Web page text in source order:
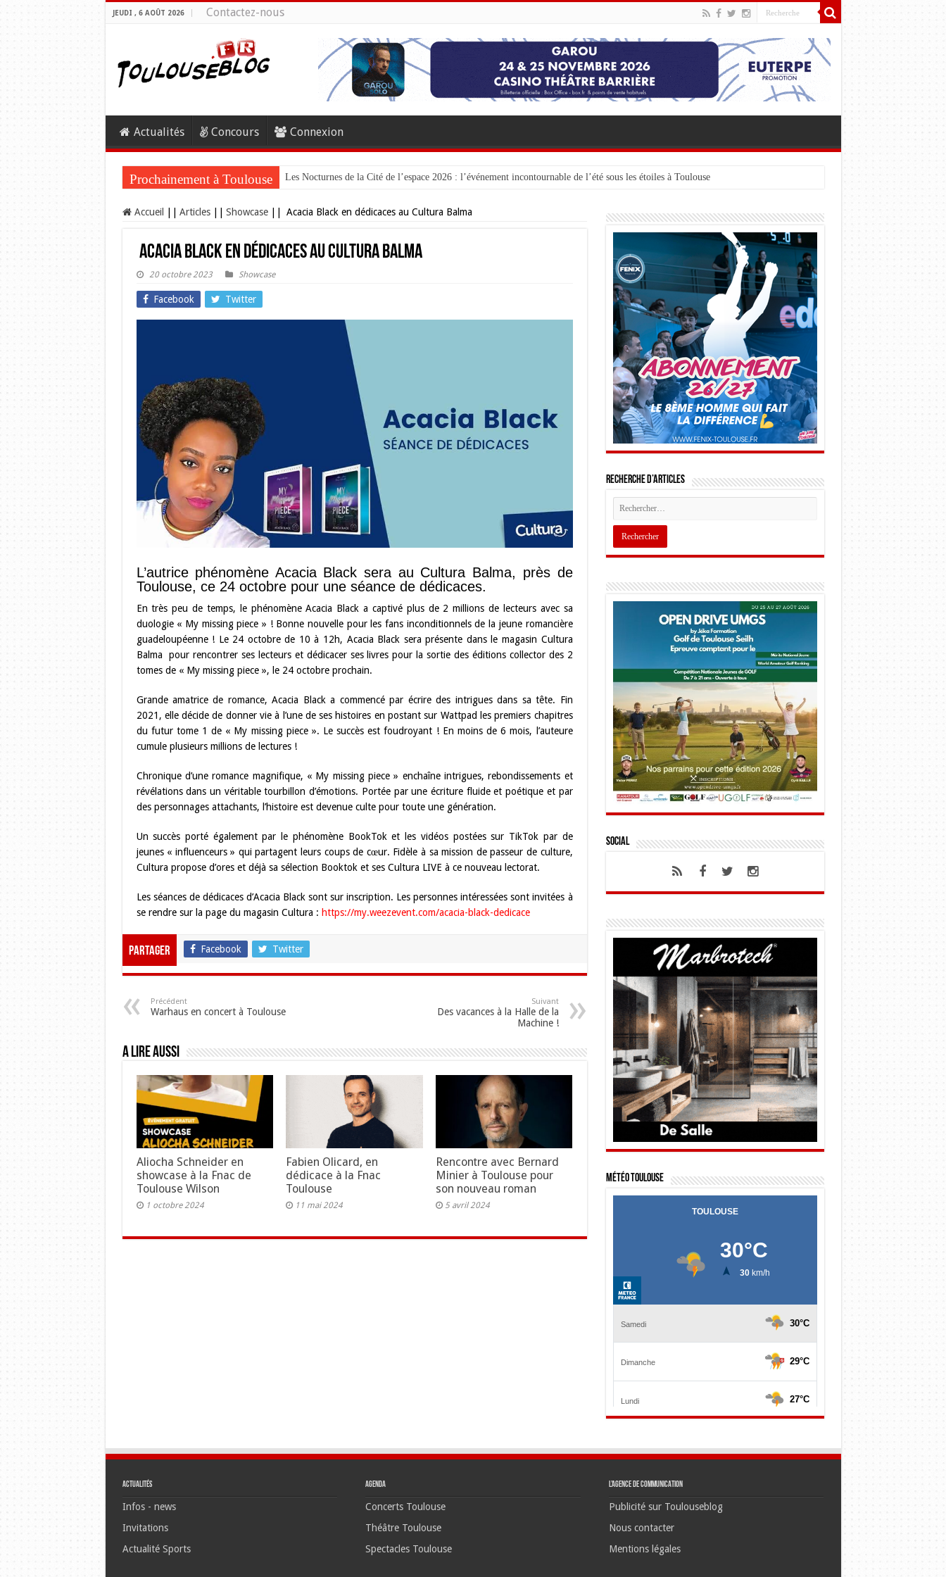
JEUDI , 6 AOÛT 2026 Contactez-nous
Actualités Concours Connexion
Prochainement à Toulouse Les Nocturnes de la Cité de l’espace 2026 : l’événement incontournable de l’été sous les étoiles à Toulouse
Accueil Articles Showcase Acacia Black en dédicaces au Cultura Balma
Acacia Black en dédicaces au Cultura Balma
20 octobre 2023 Showcase
Facebook Twitter
L’autrice phénomène Acacia Black sera au Cultura Balma, près de
Toulouse, ce 24 octobre pour une séance de dédicaces.
En très peu de temps, le phénomène Acacia Black a captivé plus de 2 millions de lecteurs avec sa
duologie « My missing piece » ! Bonne nouvelle pour les fans inconditionnels de la jeune romancière
guadeloupéenne ! Le 24 octobre de 10 à 12h, Acacia Black sera présente dans le magasin Cultura
Balma pour rencontrer ses lecteurs et dédicacer ses livres pour la sortie des éditions collector des 2
tomes de « My missing piece », le 24 octobre prochain.
Grande amatrice de romance, Acacia Black a commencé par écrire des intrigues dans sa tête. Fin
2021, elle décide de donner vie à l’une de ses histoires en postant sur Wattpad les premiers chapitres
du futur tome 1 de « My missing piece ». Le succès est foudroyant ! En moins de 6 mois, l’auteure
cumule plusieurs millions de lectures !
Chronique d’une romance magnifique, « My missing piece » enchaîne intrigues, rebondissements et
révélations dans un véritable tourbillon d’émotions. Portée par une écriture fluide et poétique et par
des personnages attachants, l’histoire est devenue culte pour toute une génération.
Un succès porté également par le phénomène BookTok et les vidéos postées sur TikTok par de
jeunes « influenceurs » qui partagent leurs coups de cœur. Fidèle à sa mission de passeur de culture,
Cultura propose d’ores et déjà sa sélection Booktok et ses Cultura LIVE à ce nouveau lectorat.
Les séances de dédicaces d’Acacia Black sont sur inscription. Les personnes intéressées sont invitées à
se rendre sur la page du magasin Cultura : https://my.weezevent.com/acacia-black-dedicace
Partager Facebook Twitter
Précédent
Warhaus en concert à Toulouse
Suivant
Des vacances à la Halle de la
Machine !
A lire aussi
Aliocha Schneider en
showcase à la Fnac de
Toulouse Wilson
1 octobre 2024
Fabien Olicard, en
dédicace à la Fnac
Toulouse
11 mai 2024
Rencontre avec Bernard
Minier à Toulouse pour
son nouveau roman
5 avril 2024
Recherche d’articles
Social
Météo Toulouse
Actualités
Infos - news
Invitations
Actualité Sports
Agenda
Concerts Toulouse
Théâtre Toulouse
Spectacles Toulouse
L’agence de communication
Publicité sur Toulouseblog
Nous contacter
Mentions légales